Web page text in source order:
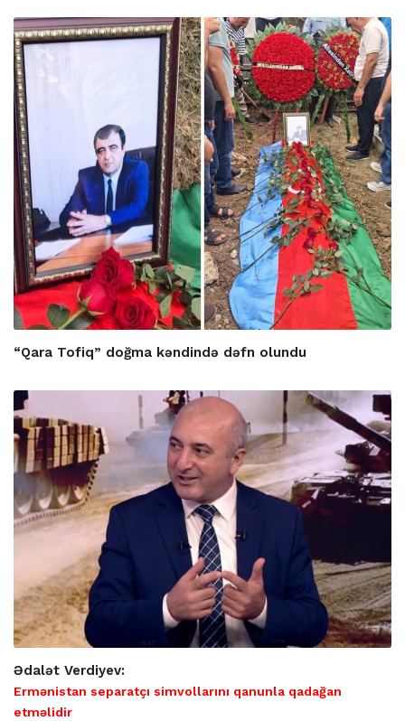
“Qara Tofiq” doğma kəndində dəfn olundu
Ədalət Verdiyev:
Ermənistan separatçı simvollarını qanunla qadağan
etməlidir